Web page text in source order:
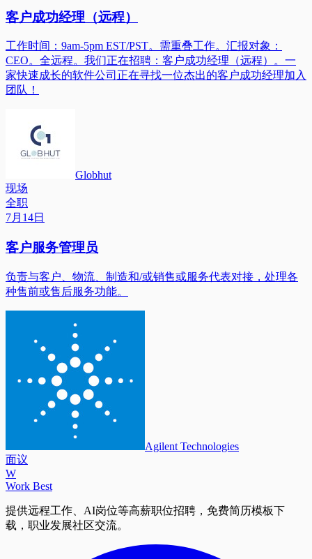
客户成功经理（远程）
工作时间：9am-5pm EST/PST。需重叠工作。汇报对象：
CEO。全远程。我们正在招聘：客户成功经理（远程）。一
家快速成长的软件公司正在寻找一位杰出的客户成功经理加入
团队！
Globhut
现场
全职
7月14日
客户服务管理员
负责与客户、物流、制造和/或销售或服务代表对接，处理各
种售前或售后服务功能。
Agilent Technologies
面议
W
Work Best
提供远程工作、AI岗位等高薪职位招聘，免费简历模板下
载，职业发展社区交流。